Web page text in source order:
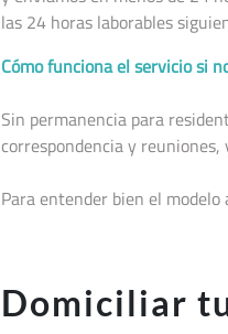
las 24 horas laborables
Cómo funciona el servicio si
Sin permanencia para
correspondencia y reuniones,
Para entender bien el
Domiciliar